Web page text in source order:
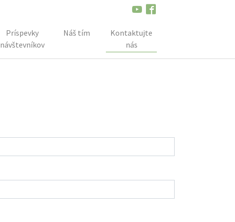
Príspevky
návštevníkov
Náš tím
Kontaktujte
nás